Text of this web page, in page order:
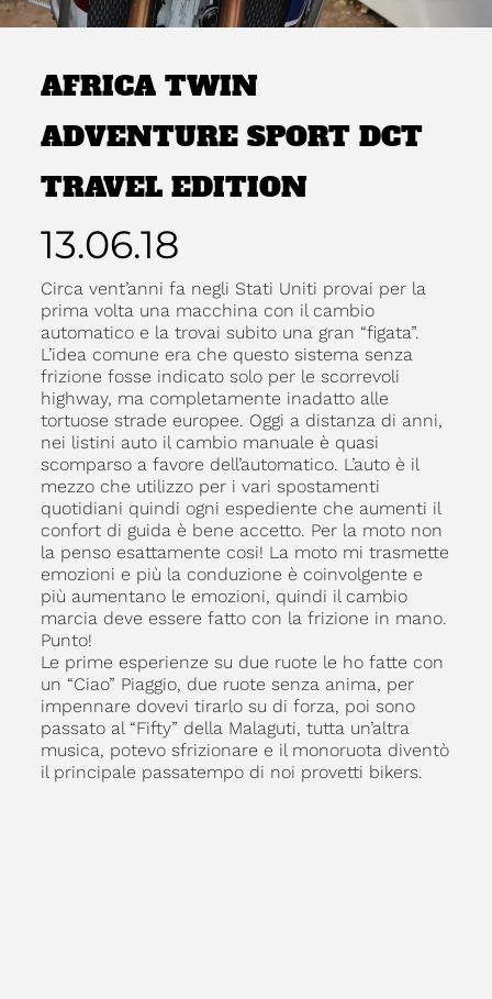
AFRICA TWIN
ADVENTURE SPORT DCT
TRAVEL EDITION
13.06.18
Circa vent’anni fa negli Stati Uniti provai per la
prima volta una macchina con il cambio
automatico e la trovai subito una gran “figata”.
L’idea comune era che questo sistema senza
frizione fosse indicato solo per le scorrevoli
highway, ma completamente inadatto alle
tortuose strade europee. Oggi a distanza di anni,
nei listini auto il cambio manuale è quasi
scomparso a favore dell’automatico. L’auto è il
mezzo che utilizzo per i vari spostamenti
quotidiani quindi ogni espediente che aumenti il
confort di guida è bene accetto. Per la moto non
la penso esattamente cosi! La moto mi trasmette
emozioni e più la conduzione è coinvolgente e
più aumentano le emozioni, quindi il cambio
marcia deve essere fatto con la frizione in mano.
Punto!
Le prime esperienze su due ruote le ho fatte con
un “Ciao” Piaggio, due ruote senza anima, per
impennare dovevi tirarlo su di forza, poi sono
passato al “Fifty” della Malaguti, tutta un’altra
musica, potevo sfrizionare e il monoruota diventò
il principale passatempo di noi provetti bikers.